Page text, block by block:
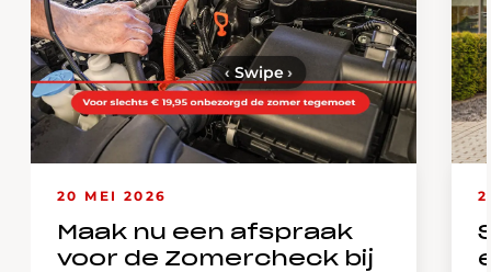
20 MEI 2026
Maak nu een afspraak
voor de Zomercheck bij
‹ Swipe›